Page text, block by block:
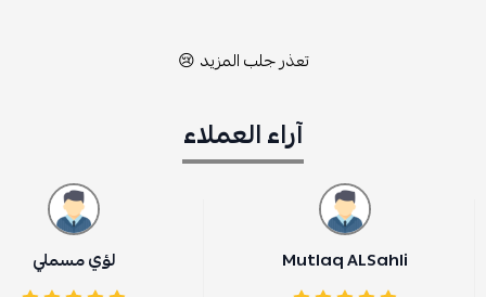
تعذر جلب المزيد 😢
آراء العملاء
Mutlaq ALSahli لؤي مسملي